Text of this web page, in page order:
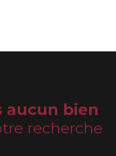
aucun bien
recherche